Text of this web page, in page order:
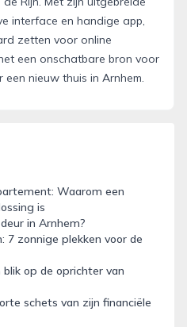
interface en handige app,
zetten voor online
een onschatbare bron voor
nieuw thuis in Arnhem.
Waarom een
is
in Arnhem?
7 zonnige plekken voor de
blik op de oprichter van
schets van zijn financiële